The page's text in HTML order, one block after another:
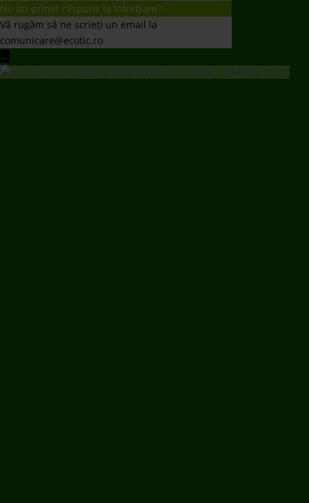
Nu ați primit răspuns la întrebare?
Vă rugăm să ne scrieți un email la
comunicare@ecotic.ro
←
ECOTIC Vezi rezulatele celor 20 de ani pentru un Mediu Curat